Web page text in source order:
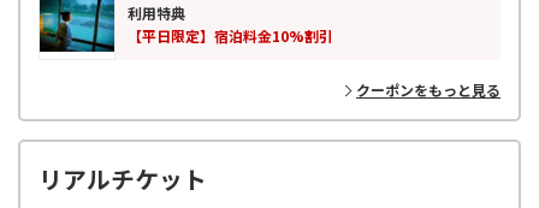
利用特典
【平日限定】宿泊料金10%割引
クーポンをもっと見る
リアルチケット